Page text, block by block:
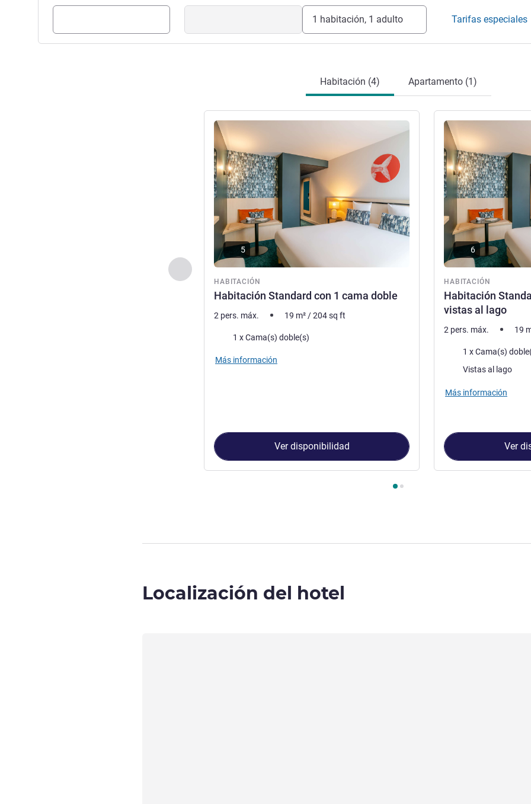
1 habitación, 1 adulto Tarifas especiales
Habitación (4) Apartamento (1)
Anterior - Habitación
HABITACIÓN
Habitación Standard con 1 cama doble
Más información
5
2 pers. máx. 19 m² /204sq ft
Ropa de cama
1 x Cama(s) doble(s)
Más información
Ver disponibilidad
HABITACIÓN
Habitación
vistas al lago
Más información
6
2 pers. máx. 19
Ropa de cama
1 x Cama(s)
Views :Vistas al lago
Más información
Ver
Localización del hotel